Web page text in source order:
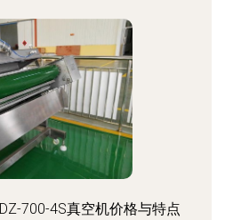
700-4S真空机价格与特点